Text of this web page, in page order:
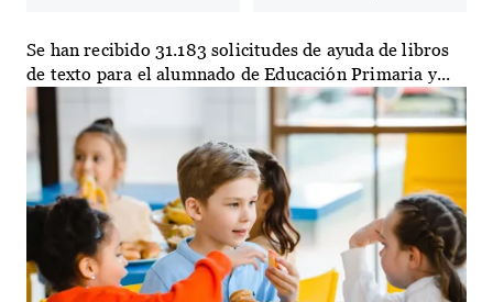
Se han recibido 31.183 solicitudes de ayuda de libros
de texto para el alumnado de Educación Primaria y...